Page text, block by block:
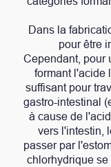
Dans la
pour être
Cependant, pour
formant l'acide
suffisant pour
gastro-intestinal
à cause de
vers l'intestin,
passer par
chlorhydrique